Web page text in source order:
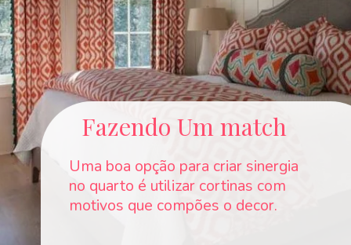
Fazendo Um match
Uma boa opção para criar sinergia
no quarto é utilizar cortinas com
motivos que compões o decor.